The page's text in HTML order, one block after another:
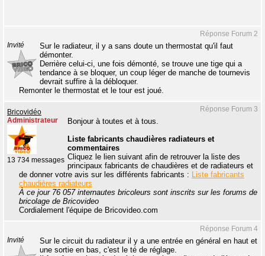
Réponse Forum 2
Invité
Sur le radiateur, il y a sans doute un thermostat qu'il faut
démonter.
Derrière celui-ci, une fois démonté, se trouve une tige qui a
tendance à se bloquer, un coup léger de manche de tournevis
devrait suffire à la débloquer.
Remonter le thermostat et le tour est joué.
Réponse Forum 3
Bricovidéo
Administrateur
13 734 messages
Bonjour à toutes et à tous.
Liste fabricants chaudières radiateurs et
commentaires
Cliquez le lien suivant afin de retrouver la liste des
principaux fabricants de chaudières et de radiateurs et
de donner votre avis sur les différents fabricants : Liste fabricants
chaudières radiateurs
À ce jour 76 057 internautes bricoleurs sont inscrits sur les forums de
bricolage de Bricovideo
Cordialement l'équipe de Bricovideo.com
Réponse Forum 4
Invité
Sur le circuit du radiateur il y a une entrée en général en haut et
une sortie en bas, c'est le té de réglage.